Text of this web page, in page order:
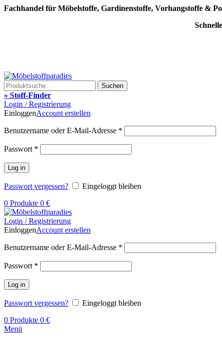
Fachhandel für Möbelstoffe, Gardinenstoffe, Vorhangstoffe &
Suchen
» Stoff-Finder
Login / Registrierung
EinloggenAccount erstellen
Benutzername oder E-Mail-Adresse *
Passwort *
Log in
Passwort vergessen?
Eingeloggt bleiben
0 Produkte 0 €
Login / Registrierung
EinloggenAccount erstellen
Benutzername oder E-Mail-Adresse *
Passwort *
Log in
Passwort vergessen?
Eingeloggt bleiben
0 Produkte 0 €
Menü